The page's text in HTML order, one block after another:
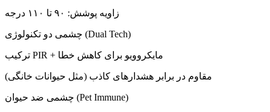
زاویه پوشش: ۹۰ تا ۱۱۰ درجه
چشمی دو تکنولوژی (Dual Tech)
ترکیب PIR + مایکروویو برای کاهش خطا
مقاوم در برابر هشدارهای کاذب (مثل حیوانات خانگی)
چشمی ضد حیوان (Pet Immune)